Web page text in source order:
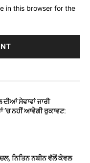
in this browser for the
ਦੀਆਂ ਸੇਵਾਵਾਂ ਜਾਰੀ
’ਚ ਨਹੀਂ ਆਵੇਗੀ ਰੁਕਾਵਟ:
ਨਿਤਿਨ ਨਬੀਨ ਵੱਲੋਂ ਕੇਵਲ